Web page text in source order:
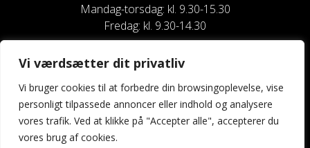
Vi værdsætter dit privatliv
Vi bruger cookies til at forbedre din browsingoplevelse, vise
personligt tilpassede annoncer eller indhold og analysere
vores trafik. Ved at klikke på "Accepter alle", accepterer du
vores brug af cookies.
Mandag-torsdag: kl. 9.30-15.30
Fredag: kl. 9.30-14.30
CVR nr. 20916818
Reg. & Kontonr.: 4180 3119119022
Privatlivspolitik og cookies